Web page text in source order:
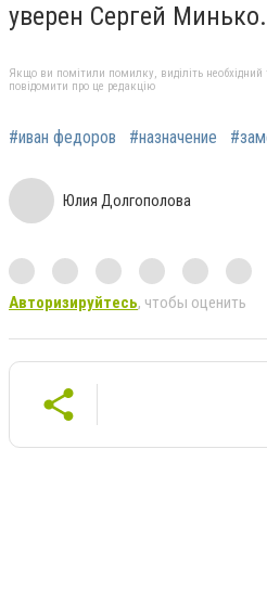
уверен Сергей Минько.
Якщо ви помітили помилку, виділіть необхідний
повідомити про це редакцію
#иван федоров #назначение
Юлия Долгополова
Авторизируйтесь, чтобы оценить